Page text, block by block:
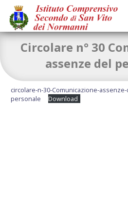
Circolare n° 30
assenze del
circolare-n-30-Comunicazione-
personale
Download